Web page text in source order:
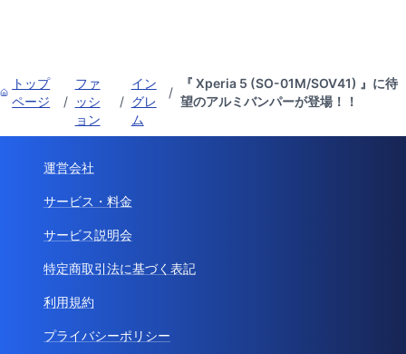
トップ
ページ
/
ファ
ッシ
ョン
/
イン
グレ
ム
/
『 Xperia 5 (SO-01M/SOV41) 』に待
望のアルミバンパーが登場！！
運営会社
サービス・料金
サービス説明会
特定商取引法に基づく表記
利用規約
プライバシーポリシー